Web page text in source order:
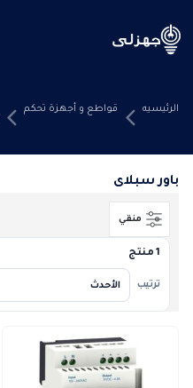
الرئيسيه قواطع و أجهزة تحكم
باور سبلاى
منقي
1 منتج
ترتيب